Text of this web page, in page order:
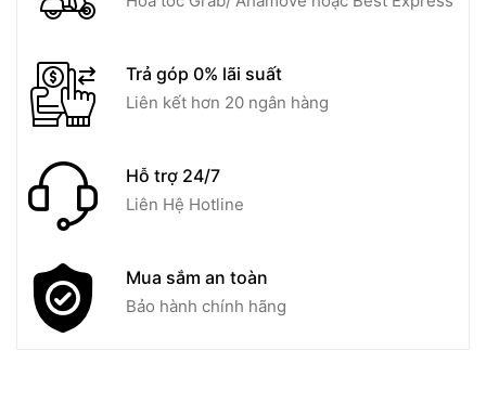
Trả góp 0% lãi suất
Liên kết hơn 20 ngân hàng
Hỗ trợ 24/7
Liên Hệ Hotline
Mua sắm an toàn
Bảo hành chính hãng